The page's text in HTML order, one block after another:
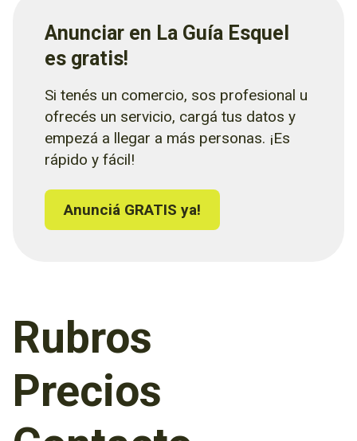
Anunciar en La Guía Esquel
es gratis!
Si tenés un comercio, sos profesional u
ofrecés un servicio, cargá tus datos y
empezá a llegar a más personas. ¡Es
rápido y fácil!
Anunciá GRATIS ya!
Rubros
Precios